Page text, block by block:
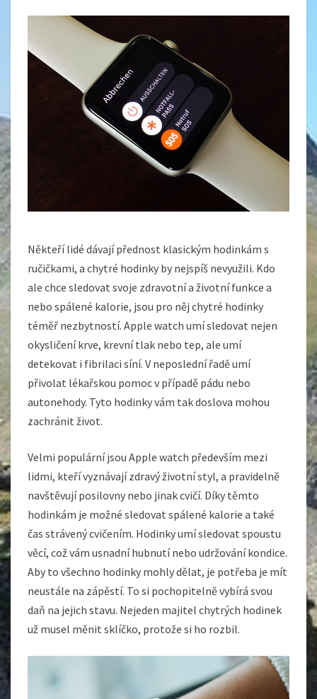
Někteří lidé dávají přednost klasickým hodinkám s
ručičkami, a chytré hodinky by nejspíš nevyužili. Kdo
ale chce sledovat svoje zdravotní a životní funkce a
nebo spálené kalorie, jsou pro něj chytré hodinky
téměř nezbytností. Apple watch umí sledovat nejen
okysličení krve, krevní tlak nebo tep, ale umí
detekovat i fibrilaci síní. V neposlední řadě umí
přivolat lékařskou pomoc v případě pádu nebo
autonehody. Tyto hodinky vám tak doslova mohou
zachránit život.
Velmi populární jsou Apple watch především mezi
lidmi, kteří vyznávají zdravý životní styl, a pravidelně
navštěvují posilovny nebo jinak cvičí. Díky těmto
hodinkám je možné sledovat spálené kalorie a také
čas strávený cvičením. Hodinky umí sledovat spoustu
věcí, což vám usnadní hubnutí nebo udržování kondice.
Aby to všechno hodinky mohly dělat, je potřeba je mít
neustále na zápěstí. To si pochopitelně vybírá svou
daň na jejich stavu. Nejeden majitel chytrých hodinek
už musel měnit sklíčko, protože si ho rozbil.